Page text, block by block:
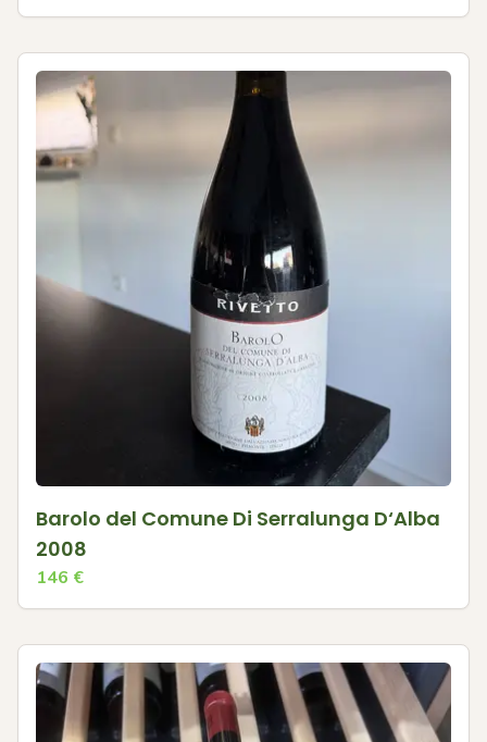
Barolo del Comune Di Serralunga D‘Alba
2008
146 €